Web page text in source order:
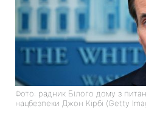
Фото: радник Білого дому з
нацбезпеки Джон Кірбі (Getty